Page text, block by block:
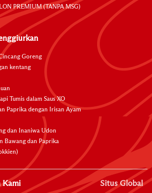
PREMIUM (TANPA MSG)
Goreng
kentang
Tumis dalam Saus XO
Paprika dengan Irisan Ayam
dan Inaniwa Udon
Bawang dan Paprika
Kami Situs Global